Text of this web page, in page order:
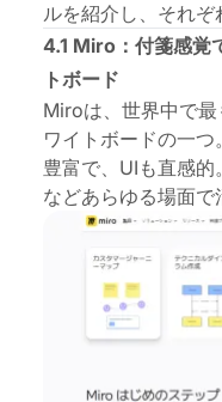
ルを紹介し、それぞ
4.1 Miro：付箋感覚
トボード
Miroは、世界中で
ワイトボードの一
豊富で、UIも直感
などあらゆる場面で